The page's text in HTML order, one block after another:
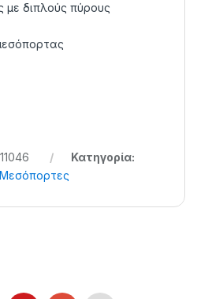
με διπλούς πύρους
Κατηγορία: